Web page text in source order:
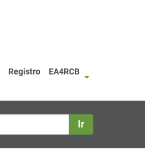
Registro EA4RCB
Ir